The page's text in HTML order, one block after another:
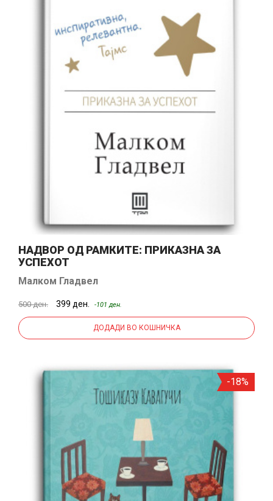
НАДВОР ОД РАМКИТЕ: ПРИКАЗНА ЗА
УСПЕХОТ
Малком Гладвел
500 ден. 399 ден. -101 ден.
ДОДАДИ ВО КОШНИЧКА
-18%